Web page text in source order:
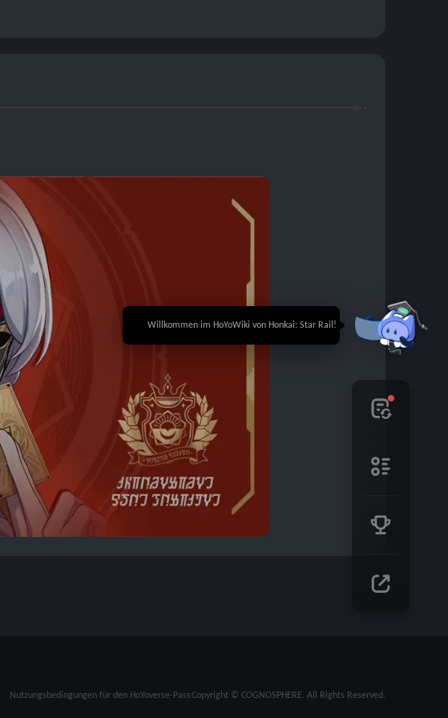
🎉 Willkommen im HoYoWiki von Honkai: Star Rail!
Nutzungsbedingungen für den HoYoverse-PassCopyright © COGNOSPHERE. All Rights Reserved.